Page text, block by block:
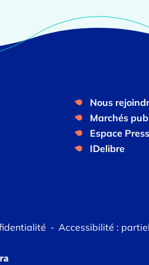
Nous
Marchés
Espace
IDelibre
Accessibilité :
(ouverture dans un nouvel